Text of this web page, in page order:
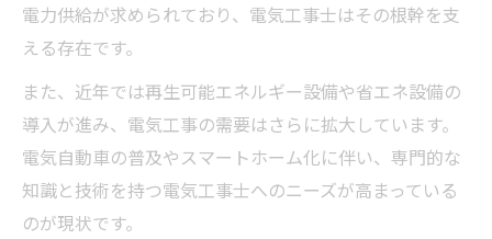
電気工事士が選ぶ働きやすい職場の特徴
電気工事チームにおける仕事の魅力を解説
電気工事の将来不安を解消するポイント
電気工事士として長く働くための心得
キャリアアップに強い電気工事チームの特徴
電力供給が求められており、電気工事士はその根幹を支
える存在です。
また、近年では再生可能エネルギー設備や省エネ設備の
導入が進み、電気工事の需要はさらに拡大しています。
電気自動車の普及やスマートホーム化に伴い、専門的な
知識と技術を持つ電気工事士へのニーズが高まっている
のが現状です。